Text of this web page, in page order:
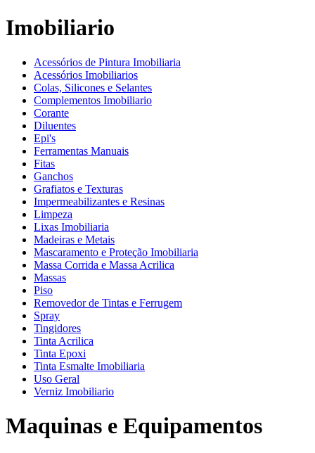
Imobiliario
Acessórios de Pintura Imobiliaria
Acessórios Imobiliarios
Colas, Silicones e Selantes
Complementos Imobiliario
Corante
Diluentes
Epi's
Ferramentas Manuais
Fitas
Ganchos
Grafiatos e Texturas
Impermeabilizantes e Resinas
Limpeza
Lixas Imobiliaria
Madeiras e Metais
Mascaramento e Proteção Imobiliaria
Massa Corrida e Massa Acrilica
Massas
Piso
Removedor de Tintas e Ferrugem
Spray
Tingidores
Tinta Acrilica
Tinta Epoxi
Tinta Esmalte Imobiliaria
Uso Geral
Verniz Imobiliario
Maquinas e Equipamentos